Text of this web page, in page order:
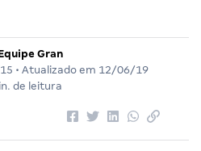
Gran
• Atualizado em 12/06/19
de leitura